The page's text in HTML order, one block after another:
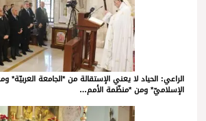
الراعي: الحياد لا يعني الإستقالة من *الجامعة العربيّة*
الإسلاميّ* ومن *منظّمة الأمم…